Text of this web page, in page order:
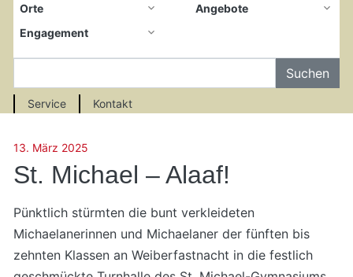
Orte
Angebote
Engagement
Service Kontakt
13. März 2025
St. Michael – Alaaf!
Pünktlich stürmten die bunt verkleideten
Michaelanerinnen und Michaelaner der fünften bis
zehnten Klassen an Weiberfastnacht in die festlich